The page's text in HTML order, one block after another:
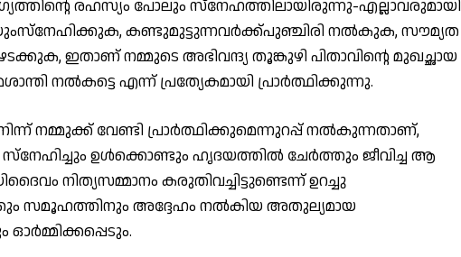
രഹസ്യം പോലും സ്നേഹത്തിലായിരുന്നു-എല്ലാവരുമായി
കണ്ടുമുട്ടുന്നവർക്ക്പുഞ്ചിരി നൽകുക, സൗമ്യത
ഇതാണ് നമ്മുടെ അഭിവന്ദ്യ തൂങ്കുഴി പിതാവിന്റെ മുഖച്ഛായ
നൽകട്ടെ എന്ന് പ്രത്യേകമായി പ്രാർത്ഥിക്കുന്നു.
നമ്മുക്ക് വേണ്ടി പ്രാർത്ഥിക്കുമെന്നുറപ്പ് നൽകുന്നതാണ്,
ഉൾക്കൊണ്ടും ഹൃദയത്തിൽ ചേർത്തും ജീവിച്ച ആ
നിത്യസമ്മാനം കരുതിവച്ചിട്ടുണ്ടെന്ന് ഉറച്ചു
സമൂഹത്തിനും അദ്ദേഹം നൽകിയ അതുല്യമായ